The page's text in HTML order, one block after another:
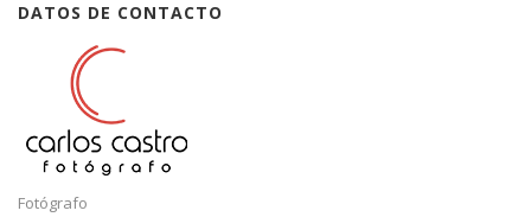
DATOS DE CONTACTO
Fotógrafo